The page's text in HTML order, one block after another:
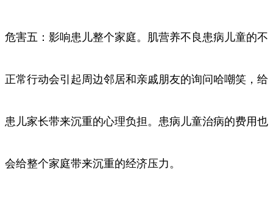
危害五：影响患儿整个家庭。肌营养不良患病儿童的不
正常行动会引起周边邻居和亲戚朋友的询问哈嘲笑，给
患儿家长带来沉重的心理负担。患病儿童治病的费用也
会给整个家庭带来沉重的经济压力。